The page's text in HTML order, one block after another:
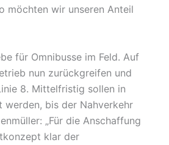
möchten wir unseren Anteil
für Omnibusse im Feld. Auf
nun zurückgreifen und
8. Mittelfristig sollen in
werden, bis der Nahverkehr
„Für die Anschaffung
klar der